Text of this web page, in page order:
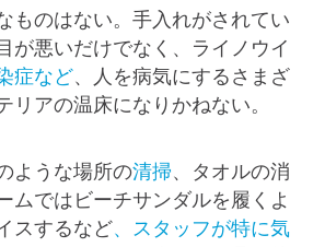
ものはない。手入れがされてい
が悪いだけでなく、ライノウイ
症など、人を病気にするさまざ
リアの温床になりかねない。
ような場所の清掃、タオルの消
ムではビーチサンダルを履くよ
スするなど、スタッフが特に気